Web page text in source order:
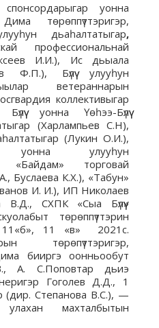
уонна
төрөппүттэригэр,
дьаһалтатыгар,
профессиональнай
И.И.), Ис дьыала
Ф.П.), Бүлүү улууһун
ветераннарын
коллективыгар
уонна Үөһээ-Бүлүү
(Харлампьев С.Н),
(Лукин О.И.),
уонна улууһун
«Байдам» торговай
Буслаева К.Х.), «Табун»
И. И.), ИП Николаев
СХПК «Сыа Бүлүү»
төрөппүттэрин
11«б», 11 «в» 2021с.
төрөпүттэригэр,
бииргэ оонньообут
А. С.Поповтар дьиэ
Гоголев Д.Д., 1
(дир. Степанова В.С.), —
махталбытын